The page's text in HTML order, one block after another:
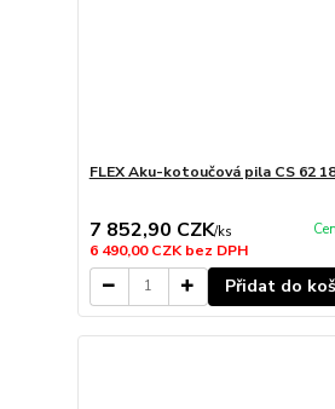
FLEX Aku-kotoučová pila CS 62
7 852,90 CZK/ks
6 490,00 CZKbez DPH
Přidat do